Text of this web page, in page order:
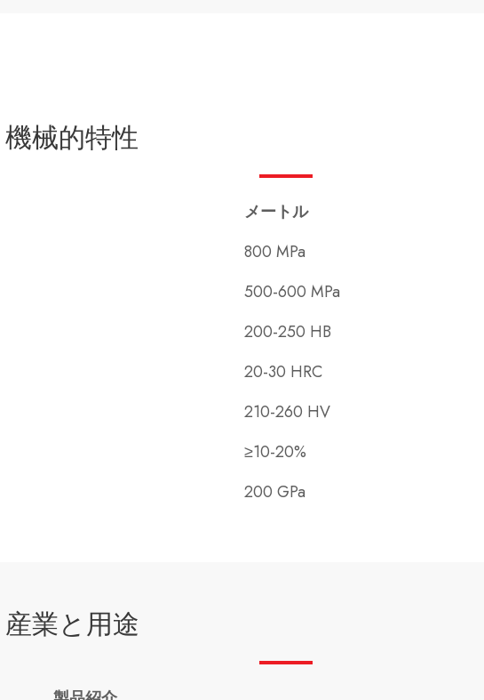
機械的特性
メートル
800 MPa
500-600 MPa
200-250 HB
20-30 HRC
210-260 HV
≥10-20%
200 GPa
産業と用途